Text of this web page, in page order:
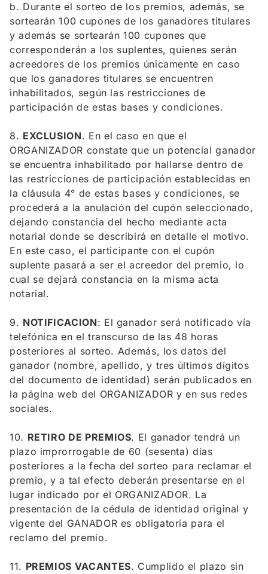
b. Durante el sorteo de los premios, además, se
sortearán 100 cupones de los ganadores titulares
y además se sortearán 100 cupones que
corresponderán a los suplentes, quienes serán
acreedores de los premios únicamente en caso
que los ganadores titulares se encuentren
inhabilitados, según las restricciones de
participación de estas bases y condiciones.
8. EXCLUSION. En el caso en que el
ORGANIZADOR constate que un potencial ganador
se encuentra inhabilitado por hallarse dentro de
las restricciones de participación establecidas en
la cláusula 4° de estas bases y condiciones, se
procederá a la anulación del cupón seleccionado,
dejando constancia del hecho mediante acta
notarial donde se describirá en detalle el motivo.
En este caso, el participante con el cupón
suplente pasará a ser el acreedor del premio, lo
cual se dejará constancia en la misma acta
notarial.
9. NOTIFICACION: El ganador será notificado vía
telefónica en el transcurso de las 48 horas
posteriores al sorteo. Además, los datos del
ganador (nombre, apellido, y tres últimos dígitos
del documento de identidad) serán publicados en
la página web del ORGANIZADOR y en sus redes
sociales.
10. RETIRO DE PREMIOS. El ganador tendrá un
plazo improrrogable de 60 (sesenta) días
posteriores a la fecha del sorteo para reclamar el
premio, y a tal efecto deberán presentarse en el
lugar indicado por el ORGANIZADOR. La
presentación de la cédula de identidad original y
vigente del GANADOR es obligatoria para el
reclamo del premio.
11. PREMIOS VACANTES. Cumplido el plazo sin